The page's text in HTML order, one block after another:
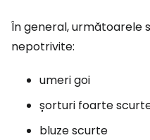
În general, următoarele
nepotrivite:
umeri goi
șorturi foarte
bluze scurte